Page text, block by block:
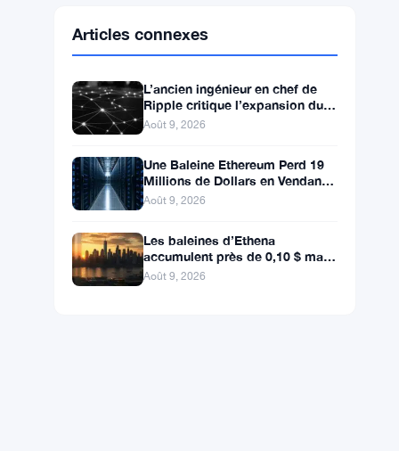
SolanaSOL $76.7410 ▲ +1.23%
XRPXRP $1.0342
L’ancien ingénieur en chef de